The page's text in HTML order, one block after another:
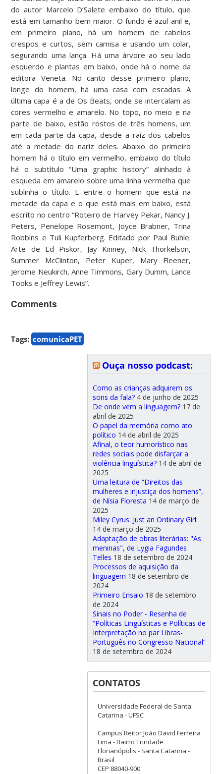
do autor Marcelo D’Salete embaixo do título, que
está em tamanho bem maior. O fundo é azul anil e,
em primeiro plano, há um homem de cabelos
crespos e curtos, sem camisa e usando um colar,
segurando uma lança. Há uma árvore ao seu lado
esquerdo e plantas em baixo, onde há o nome da
editora Veneta. No canto desse primeiro plano,
longe do homem, há uma casa com escadas. A
última capa é a de Os Beats, onde se intercalam as
cores vermelho e amarelo. No topo, no meio e na
parte de baixo, estão rostos de três homens, um
em cada parte da capa, desde a raíz dos cabelos
até a metade do nariz deles. Abaixo do primeiro
homem há o título em vermelho, embaixo do título
há o subtítulo “Uma graphic history” alinhado à
esqueda em amarelo sobre uma linha vermelha que
sublinha o título. E entre o homem que está na
metade da capa e o que está mais em baixo, está
escrito no centro “Roteiro de Harvey Pekar, Nancy J.
Peters, Penelope Rosemont, Joyce Brabner, Trina
Robbins e Tuli Kupferberg. Editado por Paul Buhle.
Arte de Ed Piskor, Jay Kinney, Nick Thorkelson,
Summer McClinton, Peter Kuper, Mary Fleener,
Jerome Neukirch, Anne Timmons, Gary Dumm, Lance
Tooks e Jeffrey Lewis”.
Comments
Tags: comunicaPET
Ouça nosso podcast:
Como as crianças adquirem os
sons da fala? 4 de junho de 2025
De onde vem a linguagem? 17 de
abril de 2025
O papel da memória como ato
político 14 de abril de 2025
Afinal, o teor humorístico nas
redes sociais pode disfarçar a
violência linguística? 14 de abril de
2025
Uma leitura de “Direitos das
mulheres e injustiça dos homens”,
de Nísia Floresta 14 de março de
2025
Miley Cyrus: Just an Ordinary Girl
14 de março de 2025
Adaptação de obras literárias: "As
meninas", de Lygia Fagundes
Telles 18 de setembro de 2024
Processos de aquisição da
linguagem 18 de setembro de
2024
Primeiro Ensaio 18 de setembro
de 2024
Sinais no Poder - Resenha de
“Políticas Linguísticas e Políticas de
Interpretação no par Libras-
Português no Congresso Nacional”
18 de setembro de 2024
CONTATOS
Universidade Federal de Santa
Catarina - UFSC
Campus Reitor João David Ferreira
Lima - Bairro Trindade
Florianópolis - Santa Catarina -
Brasil
CEP 88040-900